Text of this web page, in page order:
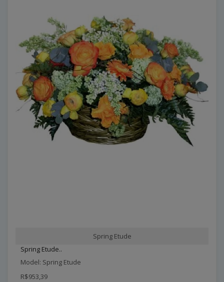
Spring Etude
Spring Etude..
Model: Spring Etude
R$953,39